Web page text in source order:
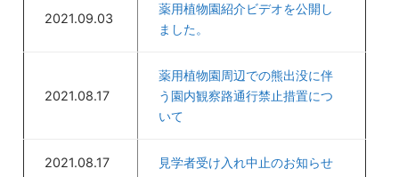
2021.09.03
薬用植物園紹介ビデオを公開し
ました。
2021.08.17
薬用植物園周辺での熊出没に伴
う園内観察路通行禁止措置につ
いて
2021.08.17 見学者受け入れ中止のお知らせ